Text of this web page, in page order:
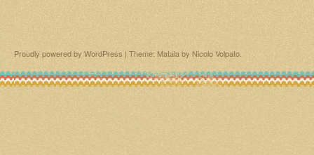
Proudly powered by WordPress | Theme: Matala by Nicolo Volpato